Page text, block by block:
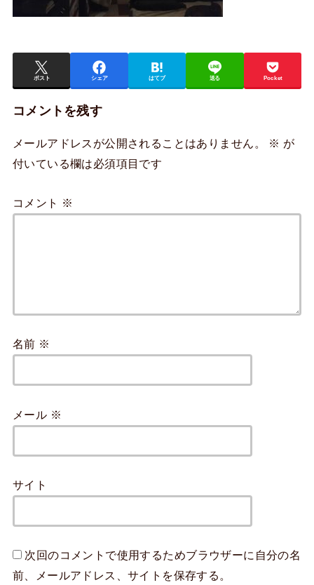
ポスト シェア はてブ 送る Pocket
コメントを残す
メールアドレスが公開されることはありません。 ※ が
付いている欄は必須項目です
コメント ※
名前 ※
メール ※
サイト
次回のコメントで使用するためブラウザーに自分の名
前、メールアドレス、サイトを保存する。